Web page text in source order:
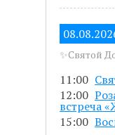
✨Святой
11:00
12:00
встреча
15:00